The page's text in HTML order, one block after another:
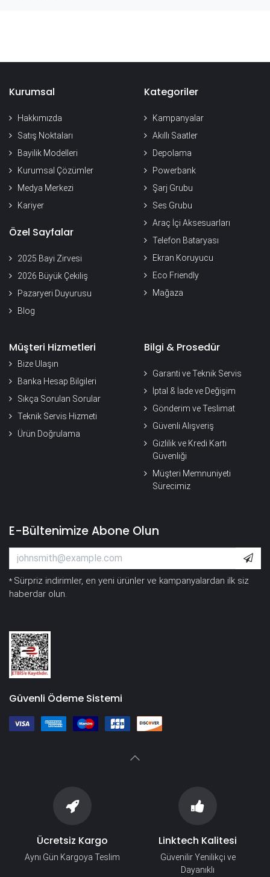
Kurumsal
Hakkımızda
Satış Noktaları
Bayilik Modelleri
Kurumsal Çözümler
Medya Merkezi
Kariyer
Özel Sayfalar
2025 Bayi Zirvesi
2026 Büyük Çekiliş
Pazaryeri Duyurusu
Blog
Kategoriler
Kampanyalar
Akıllı Saatler
Depolama
Powerbank
Şarj Grubu
Ses Grubu
Araç İçi Aksesuarları
Telefon Bataryası
Ekran Koruyucu
Eco Friendly
Mağaza
Müşteri Hizmetleri
Bize Ulaşın
Banka Hesap Bilgileri
Sıkça Sorulan Sorular
Teknik Servis Hizmeti
Ürün Doğrulama
Bilgi & Prosedür
Garanti ve Teknik Servis
İptal & İade ve Değişim
Gönderim ve Teslimat
Güvenli Alışveriş
Gizlilik ve Kredi Kartı
Güvenliği
Müşteri Memnuniyeti
Sürecimiz
E-Bültenimize Abone Olun
* Sürpriz indirimler, en yeni ürünler ve kampanyalardan ilk siz
haberdar olun.
Güvenli Ödeme Sistemi
Ücretsiz Kargo
Aynı Gün Kargoya Teslim
Linktech Kalitesi
Güvenilir Yenilikçi ve
Dayanıklı